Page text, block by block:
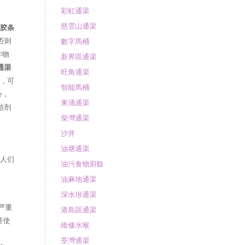
条
则
物
渠
可
剂
们
重
使
彩虹通渠
慈雲山通渠
數字馬桶
新界區通渠
旺角通渠
智能馬桶
東涌通渠
柴灣通渠
沙井
油塘通渠
油污食物廚餘
油麻地通渠
深水埗通渠
港島區通渠
維修水喉
荃灣通渠